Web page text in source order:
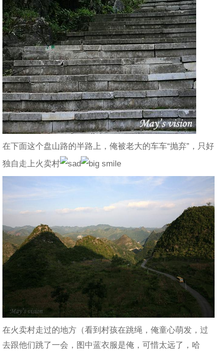
在下面这个盘山路的半路上，俺被老大的车车“抛弃”，只好
独自走上火卖村
在火卖村走过的地方（看到村孩在跳绳，俺童心萌发，过
去跟他们跳了一会，图中蓝衣服是俺，可惜太远了，哈